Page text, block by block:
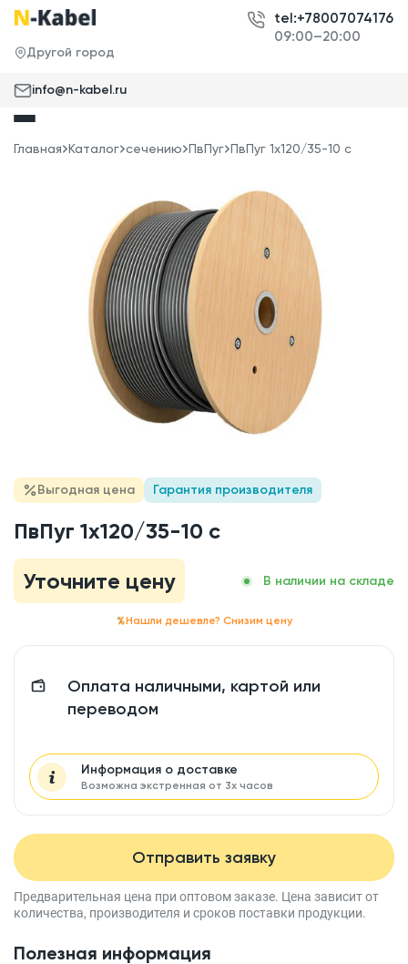
Другой город
tel:+78007074176
09:00–20:00
info@n-kabel.ru
Главная Каталог сечению ПвПуг ПвПуг 1x120/35-10 с
Выгодная цена Гарантия производителя
ПвПуг 1x120/35-10 с
Уточните цену
В наличии на складе
Нашли дешевле? Снизим цену
Отправить заявку
Предварительная цена при оптовом заказе. Цена зависит от
количества, производителя и сроков поставки продукции.
Оплата наличными, картой или
переводом
Информация о доставке
Возможна экстренная от 3х часов
Полезная информация